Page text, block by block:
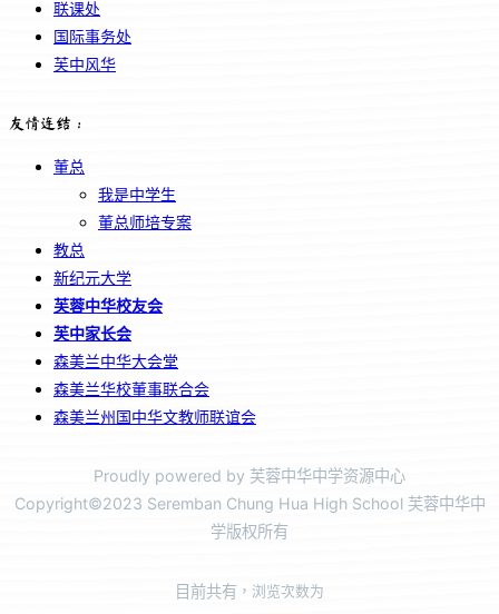
联课处
国际事务处
芙中风华
友情连结：
董总
我是中学生
董总师培专案
教总
新纪元大学
芙蓉中华校友会
芙中家长会
森美兰中华大会堂
森美兰华校董事联合会
森美兰州国中华文教师联谊会
Proudly powered by 芙蓉中华中学资源中心
Copyright©2023 Seremban Chung Hua High School 芙蓉中华中
学版权所有
目前共有 ，浏览次数为